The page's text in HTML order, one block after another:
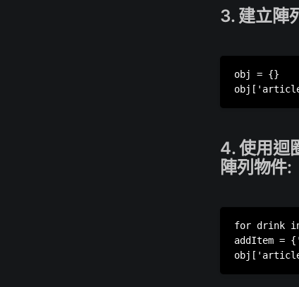
3. 建立陣
obj = {}
4. 使用迴
陣列物件:
for drink
addItem